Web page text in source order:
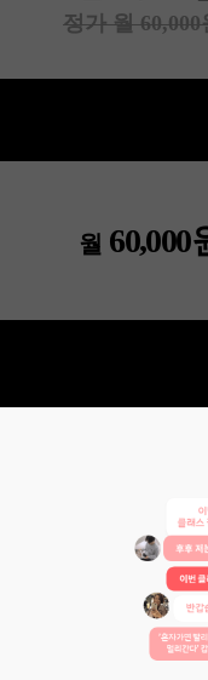
정가 월60,000
월 60,000